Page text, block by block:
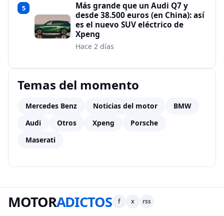
5
Más grande que un Audi Q7 y
desde 38.500 euros (en China): así
es el nuevo SUV eléctrico de
Xpeng
Hace 2 días
Temas del momento
Mercedes Benz Noticias del motor
BMW
Audi
Otros Xpeng
Porsche
Maserati
MOTORADICTOS f x rss